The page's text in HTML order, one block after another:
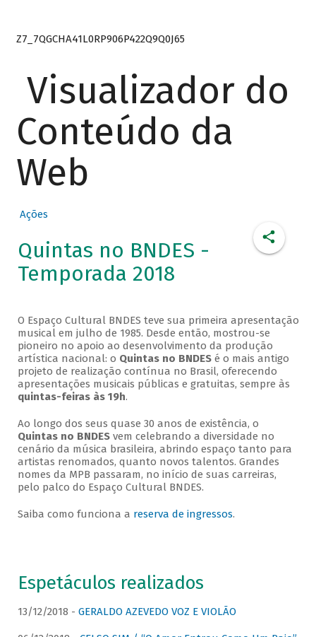
Z7_7QGCHA41L0RP906P422Q9Q0J65
Visualizador do
Conteúdo da
Web
Ações
Quintas no BNDES -
Temporada 2018
O Espaço Cultural BNDES teve sua primeira apresentação
musical em julho de 1985. Desde então, mostrou-se
pioneiro no apoio ao desenvolvimento da produção
artística nacional: o Quintas no BNDESé o mais antigo
projeto de realização contínua no Brasil, oferecendo
apresentações musicais públicas e gratuitas, sempre às
quintas-feiras às 19h.
Ao longo dos seus quase 30 anos de existência, o
Quintas no BNDESvem celebrando a diversidade no
cenário da música brasileira, abrindo espaço tanto para
artistas renomados, quanto novos talentos. Grandes
nomes da MPB passaram, no início de suas carreiras,
pelo palco do Espaço Cultural BNDES.
Saiba como funciona a reserva de ingressos.
Espetáculos realizados
13/12/2018 - GERALDO AZEVEDO VOZ E VIOLÃO